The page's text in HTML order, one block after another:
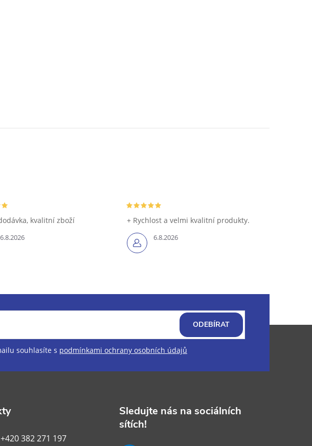
6.8.2026
kvalitní zboží
6.8.2026
+ Rychlost a velmi kvalitní produkty.
souhlasíte s podmínkami ochrany osobních údajů
ODEBÍRAT
+420 382 271 197
Sledujte nás na sociálních
sítích!